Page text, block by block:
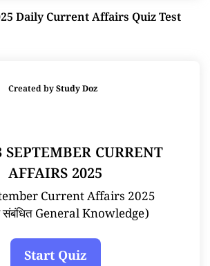
Daily Current Affairs Quiz Test
Created byStudy Doz
SEPTEMBER CURRENT
AFFAIRS 2025
Current Affairs 2025
से संबंधित General Knowledge)